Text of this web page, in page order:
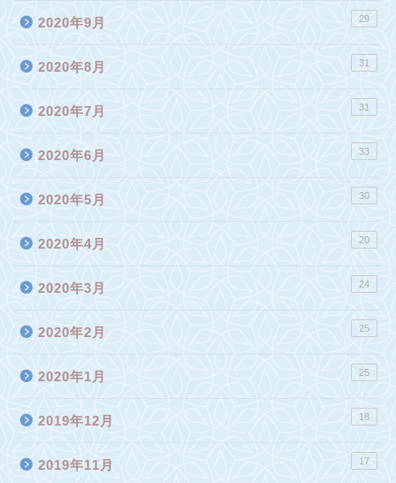
2020年9月 29
2020年8月 31
2020年7月 31
2020年6月 33
2020年5月 30
2020年4月 20
2020年3月 24
2020年2月 25
2020年1月 25
2019年12月 18
2019年11月 17